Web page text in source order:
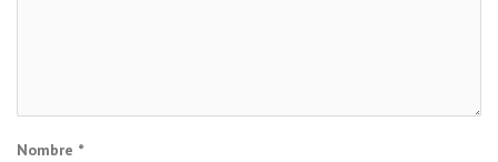
Nombre *